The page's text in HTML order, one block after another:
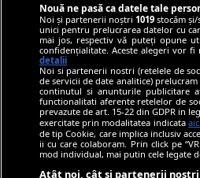
Nouă ne pasă ca datele tale
Noi și partenerii noștri 1019stocăm și/
unici pentru prelucrarea datelor cu
mai jos, respectiv vă puteți opune
confidențialitate. Aceste alegeri vor
detalii
Noi si partenerii nostri (retelele de
de servicii de date analitice)
continutul si anunturile publicitare
functionalitati aferente retelelor de
prevazute de art. 15-22 din GDPR in
exercitate prin modalitatea indicata aici
de tip Cookie, care implica inclusiv
ii cu care colaboram. Prin click pe
mod individual, mai putin cele legate
Atât noi, cât și partenerii